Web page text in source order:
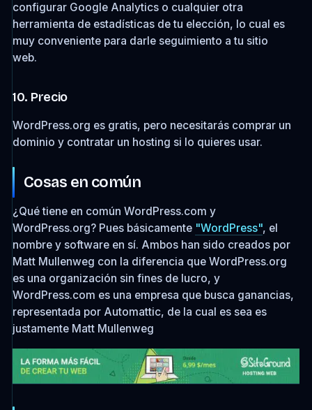
configurar Google Analytics o cualquier otra
herramienta de estadísticas de tu elección, lo cual es
muy conveniente para darle seguimiento a tu sitio
web.
10. Precio
WordPress.org es gratis, pero necesitarás comprar un
dominio y contratar un hosting si lo quieres usar.
Cosas en común
¿Qué tiene en común WordPress.com y
WordPress.org? Pues básicamente "WordPress", el
nombre y software en sí. Ambos han sido creados por
Matt Mullenweg con la diferencia que WordPress.org
es una organización sin fines de lucro, y
WordPress.com es una empresa que busca ganancias,
representada por Automattic, de la cual es sea es
justamente Matt Mullenweg